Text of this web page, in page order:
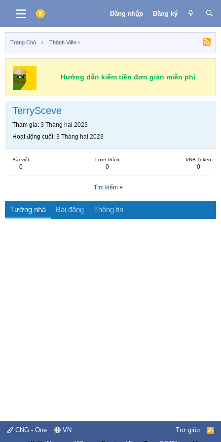
Đăng nhập Đăng ký
Trang Chủ Thành Viên
Hướng dẫn kiếm tiền đơn giản miễn phí
TerrySceve
Tham gia 3 Tháng hai 2023
Hoạt động cuối 3 Tháng hai 2023
Bài viết
0
Lượt thích
0
VNB Token
0
Tìm kiếm
Tường nhà Bài đăng Thông tin
CNG - One VN Trợ giúp
R